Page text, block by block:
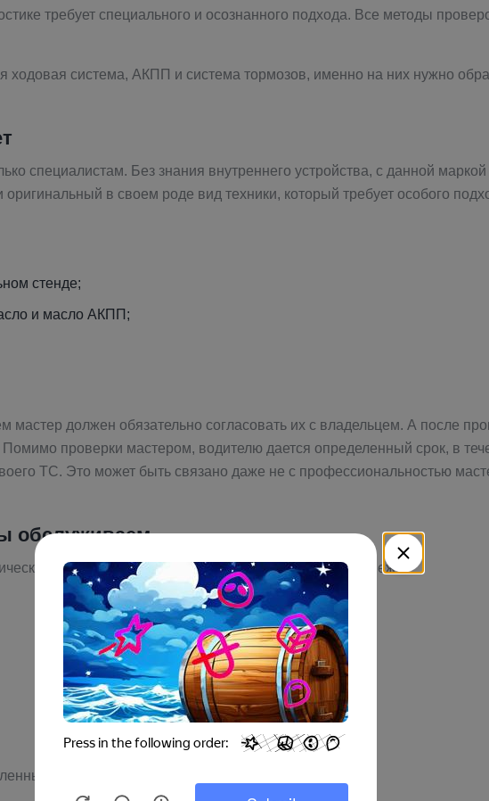
требует специального и осознанного подхода. Все методы
система, АКПП и система тормозов, именно на них нужно
специалистам. Без знания внутреннего устройства, с данной
в своем роде вид техники, который требует особого
стенде;
и масло АКПП;
должен обязательно согласовать их с владельцем. А после
проверки мастером, водителю дается определенный срок, в
ТС. Это может быть связано даже не с профессиональностью
обслуживаем
обслуживании и ремонте следующих моделей Пежо:
автомобилей, то скорее к нам!